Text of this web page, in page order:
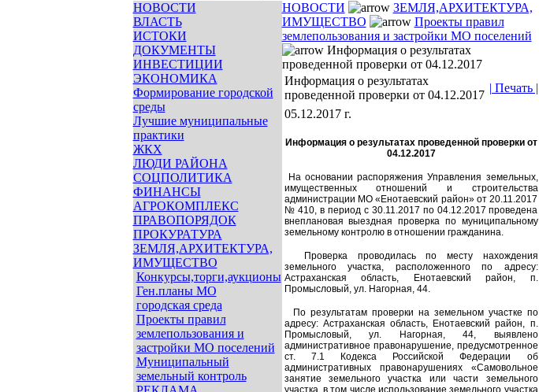
НОВОСТИ
ВЛАСТЬ
ИСТОКИ
ДОКУМЕНТЫ
ИНВЕСТИЦИИ
ЭКОНОМИКА
Формирование городской
среды
Лучшие муниципальные
практики
ЖКХ
ЛЮДИ РАЙОНА
СОЦПОЛИТИКА
ФИНАНСЫ
АГРОКОМПЛЕКС
ПРАВОПОРЯДОК
ПРОКУРАТУРА
ЗЕМЛЯ,АРХИТЕКТУРА,
ИМУЩЕСТВО
Конкурсы,торги,аукционы
Ген.планы МО
городская среда
Проекты правил
землепользования и
застройки МО поселений
Муниципальный
земельный контроль
НОВОСТИ
ЗЕМЛЯ,АРХИТЕКТУРА,
ИМУЩЕСТВО
Проекты правил
землепользования и застройки МО поселений
Информация о результатах
проведенной проверки от 04.12.2017
Информация о результатах
проведенной проверки от 04.12.2017
| Печать |
05.12.2017 г.
Информация о результатах проведенной проверки от
04.12.2017
На основании распоряжения Управления земельных,
имущественных отношений и строительства
администрации МО «Енотаевский район» от 20.11.2017
№ 410, в период с 30.11.2017 по 04.12.2017 проведена
внеплановая выездная проверка по муниципальному
земельному контролю в отношении гражданина.
Проверка проводилась по месту нахождения
земельного участка, расположенного по адресу:
Астраханская область, Енотаевский район, п.
Промысловый, ул. Нагорная, 44.
По результатам проверки на земельном участке по
адресу: Астраханская область, Енотаевский район, п.
Промысловый, ул. Нагорная, 44, выявлено
административное правонарушение, предусмотренное
ст. 7.1 Кодекса Российской Федерации об
административных правонарушениях «Самовольное
занятие земельного участка или части земельного
участка, в том числе использование земельного участка